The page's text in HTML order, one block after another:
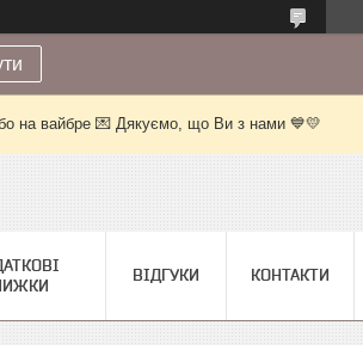
на вайбре 💌 Дякуємо, що Ви з нами 💙💛
ВІДГУКИ КОНТАКТИ